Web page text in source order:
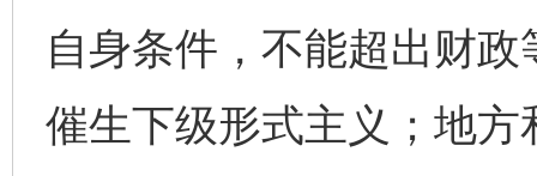
自身条件，不能超出财
催生下级形式主义；地